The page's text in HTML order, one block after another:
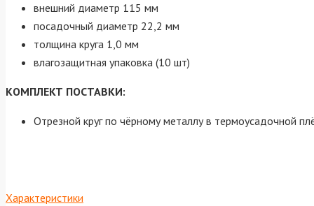
внешний диаметр 115 мм
посадочный диаметр 22,2 мм
толщина круга 1,0 мм
влагозащитная упаковка (10 шт)
КОМПЛЕКТ ПОСТАВКИ:
Отрезной круг по чёрному металлу в термоусадочной
Характеристики